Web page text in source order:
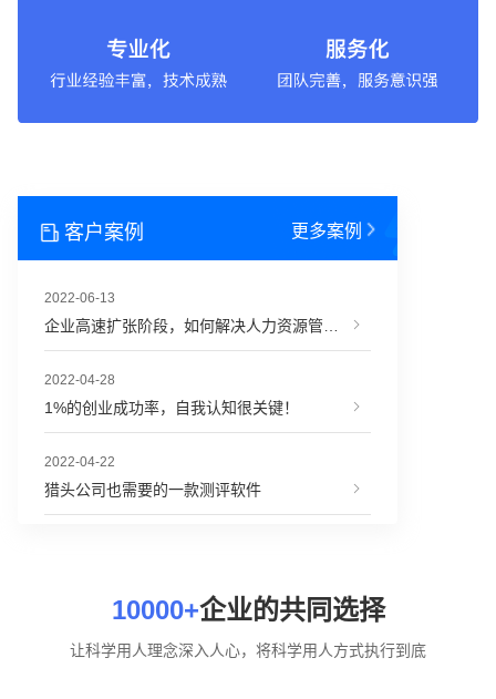
客户案例 更多案例
2022-06-13
2022-04-28
1%的创业成功率，自我认知很关键！
2022-04-22
猎头公司也需要的一款测评软件
10000+企业的共同选择
让科学用人理念深入人心，将科学用人方式执行到底